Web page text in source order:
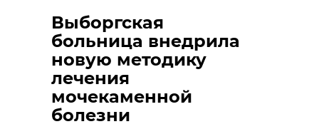
Выборгская
больница внедрила
новую методику
лечения
мочекаменной
болезни